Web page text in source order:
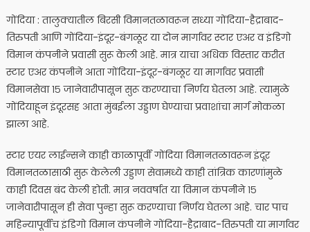
गोंदिया : तालुक्यातील बिरसी विमानतळावरून सध्या गोंदिया-हैद्राबाद-
तिरुपती आणि गोंदिया-इंदूर-बंगळूर या दोन मार्गावर स्टार एअर व इंडिगो
विमान कंपनीने प्रवासी सुरू केली आहे. मात्र याचा अधिक विस्तार करीत
स्टार एअर कंपनीने आता गोंदिया-इंदूर-बंगळूर या मार्गावर प्रवासी
विमानसेवा १५ जानेवारीपासून सुरू करण्याचा निर्णय घेतला आहे. त्यामुळे
गोंदियाहून इंदूरसह आता मुंबईला उड्डाण घेण्याचा प्रवाशांचा मार्ग मोकळा
झाला आहे.
स्टार एयर लाईन्सने काही काळापूर्वी गोंदिया विमानतळावरून इंदूर
विमानतळासाठी सुरू केलेली उड्डाण सेवामध्ये काही तांत्रिक कारणांमुळे
काही दिवस बंद केली होती. मात्र नववर्षात या विमान कंपनीने १५
जानेवारीपासून ही सेवा पुन्हा सुरू करण्याचा निर्णय घेतला आहे. चार पाच
महिन्यापूर्वीच इंडिगो विमान कंपनीने गोंदिया-हैद्राबाद-तिरुपती या मार्गावर